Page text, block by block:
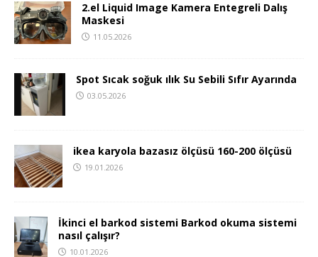
2.el Liquid Image Kamera Entegreli Dalış
Maskesi
11.05.2026
Spot Sıcak soğuk ılık Su Sebili Sıfır Ayarında
03.05.2026
ikea karyola bazasız ölçüsü 160-200 ölçüsü
19.01.2026
İkinci el barkod sistemi Barkod okuma sistemi
nasıl çalışır?
10.01.2026